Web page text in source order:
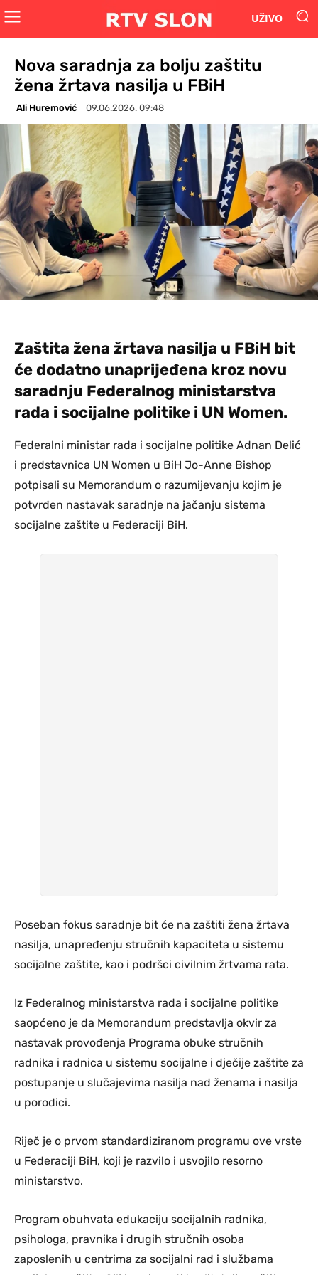
UŽIVO
Nova saradnja za bolju zaštitu
žena žrtava nasilja u FBiH
Ali Huremović 09.06.2026. 09:48
Zaštita žena žrtava nasilja u FBiH bit
će dodatno unaprijeđena kroz novu
saradnju Federalnog ministarstva
rada i socijalne politike i UN Women.
Federalni ministar rada i socijalne politike Adnan Delić
i predstavnica UN Women u BiH Jo-Anne Bishop
potpisali su Memorandum o razumijevanju kojim je
potvrđen nastavak saradnje na jačanju sistema
socijalne zaštite u Federaciji BiH.
Poseban fokus saradnje bit će na zaštiti žena žrtava
nasilja, unapređenju stručnih kapaciteta u sistemu
socijalne zaštite, kao i podršci civilnim žrtvama rata.
Iz Federalnog ministarstva rada i socijalne politike
saopćeno je da Memorandum predstavlja okvir za
nastavak provođenja Programa obuke stručnih
radnika i radnica u sistemu socijalne i dječije zaštite za
postupanje u slučajevima nasilja nad ženama i nasilja
u porodici.
Riječ je o prvom standardiziranom programu ove vrste
u Federaciji BiH, koji je razvilo i usvojilo resorno
ministarstvo.
Program obuhvata edukaciju socijalnih radnika,
psihologa, pravnika i drugih stručnih osoba
zaposlenih u centrima za socijalni rad i službama